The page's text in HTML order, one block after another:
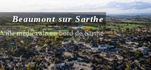
Beaumont sur Sarthe
Ville médiévale en bord de Sarthe